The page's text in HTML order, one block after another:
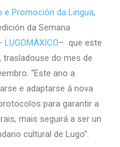
e Promoción da Lingua,
da Semana
LUGOMÁXICO– que este
trasladouse do mes de
“Este ano a
e adaptarse á nova
para garantir a
mais seguirá a ser un
cultural de Lugo”.